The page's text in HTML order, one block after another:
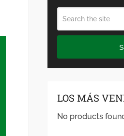
LOS MÁS
No products